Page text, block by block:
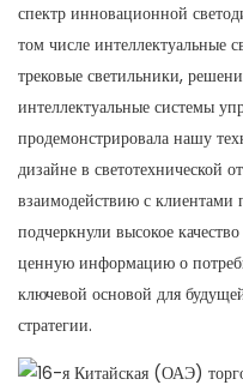
спектр инновационной
том числе интеллектуальные
трековые светильники,
интеллектуальные системы
продемонстрировала нашу
дизайне в светотехнической
взаимодействию с
подчеркнули высокое
ценную информацию о
ключевой основой для
стратегии.